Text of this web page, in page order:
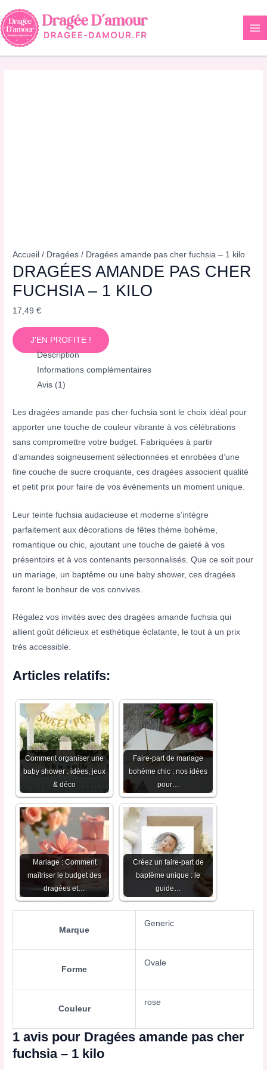
Aller
au
contenu
Accueil / Dragées / Dragées amande pas cher fuchsia – 1 kilo
DRAGÉES AMANDE PAS CHER
FUCHSIA – 1 KILO
17,49€
J'EN PROFITE !
Description
Informations complémentaires
Avis (1)
Les dragées amande pas cher fuchsia sont le choix idéal pour
apporter une touche de couleur vibrante à vos célébrations
sans compromettre votre budget. Fabriquées à partir
d’amandes soigneusement sélectionnées et enrobées d’une
fine couche de sucre croquante, ces dragées associent qualité
et petit prix pour faire de vos événements un moment unique.
Leur teinte fuchsia audacieuse et moderne s’intègre
parfaitement aux décorations de fêtes thème bohème,
romantique ou chic, ajoutant une touche de gaieté à vos
présentoirs et à vos contenants personnalisés. Que ce soit pour
un mariage, un baptême ou une baby shower, ces dragées
feront le bonheur de vos convives.
Régalez vos invités avec des dragées amande fuchsia qui
allient goût délicieux et esthétique éclatante, le tout à un prix
très accessible.
Articles relatifs:
Comment organiser une
baby shower : idées, jeux
& déco
Faire-part de mariage
bohème chic : nos idées
pour…
Mariage : Comment
maîtriser le budget des
dragées et…
Créez un faire-part de
baptême unique : le
guide…
Marque
Generic
Forme
Ovale
Couleur
rose
1 avis pour Dragées amande pas cher
fuchsia – 1 kilo